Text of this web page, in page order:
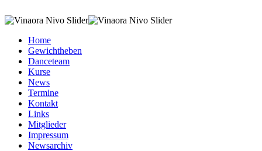
Home
Gewichtheben
Danceteam
Kurse
News
Termine
Kontakt
Links
Mitglieder
Impressum
Newsarchiv